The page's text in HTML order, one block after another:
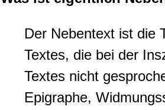
Der Nebentext ist die
Textes, die bei der
Textes nicht
Epigraphe,